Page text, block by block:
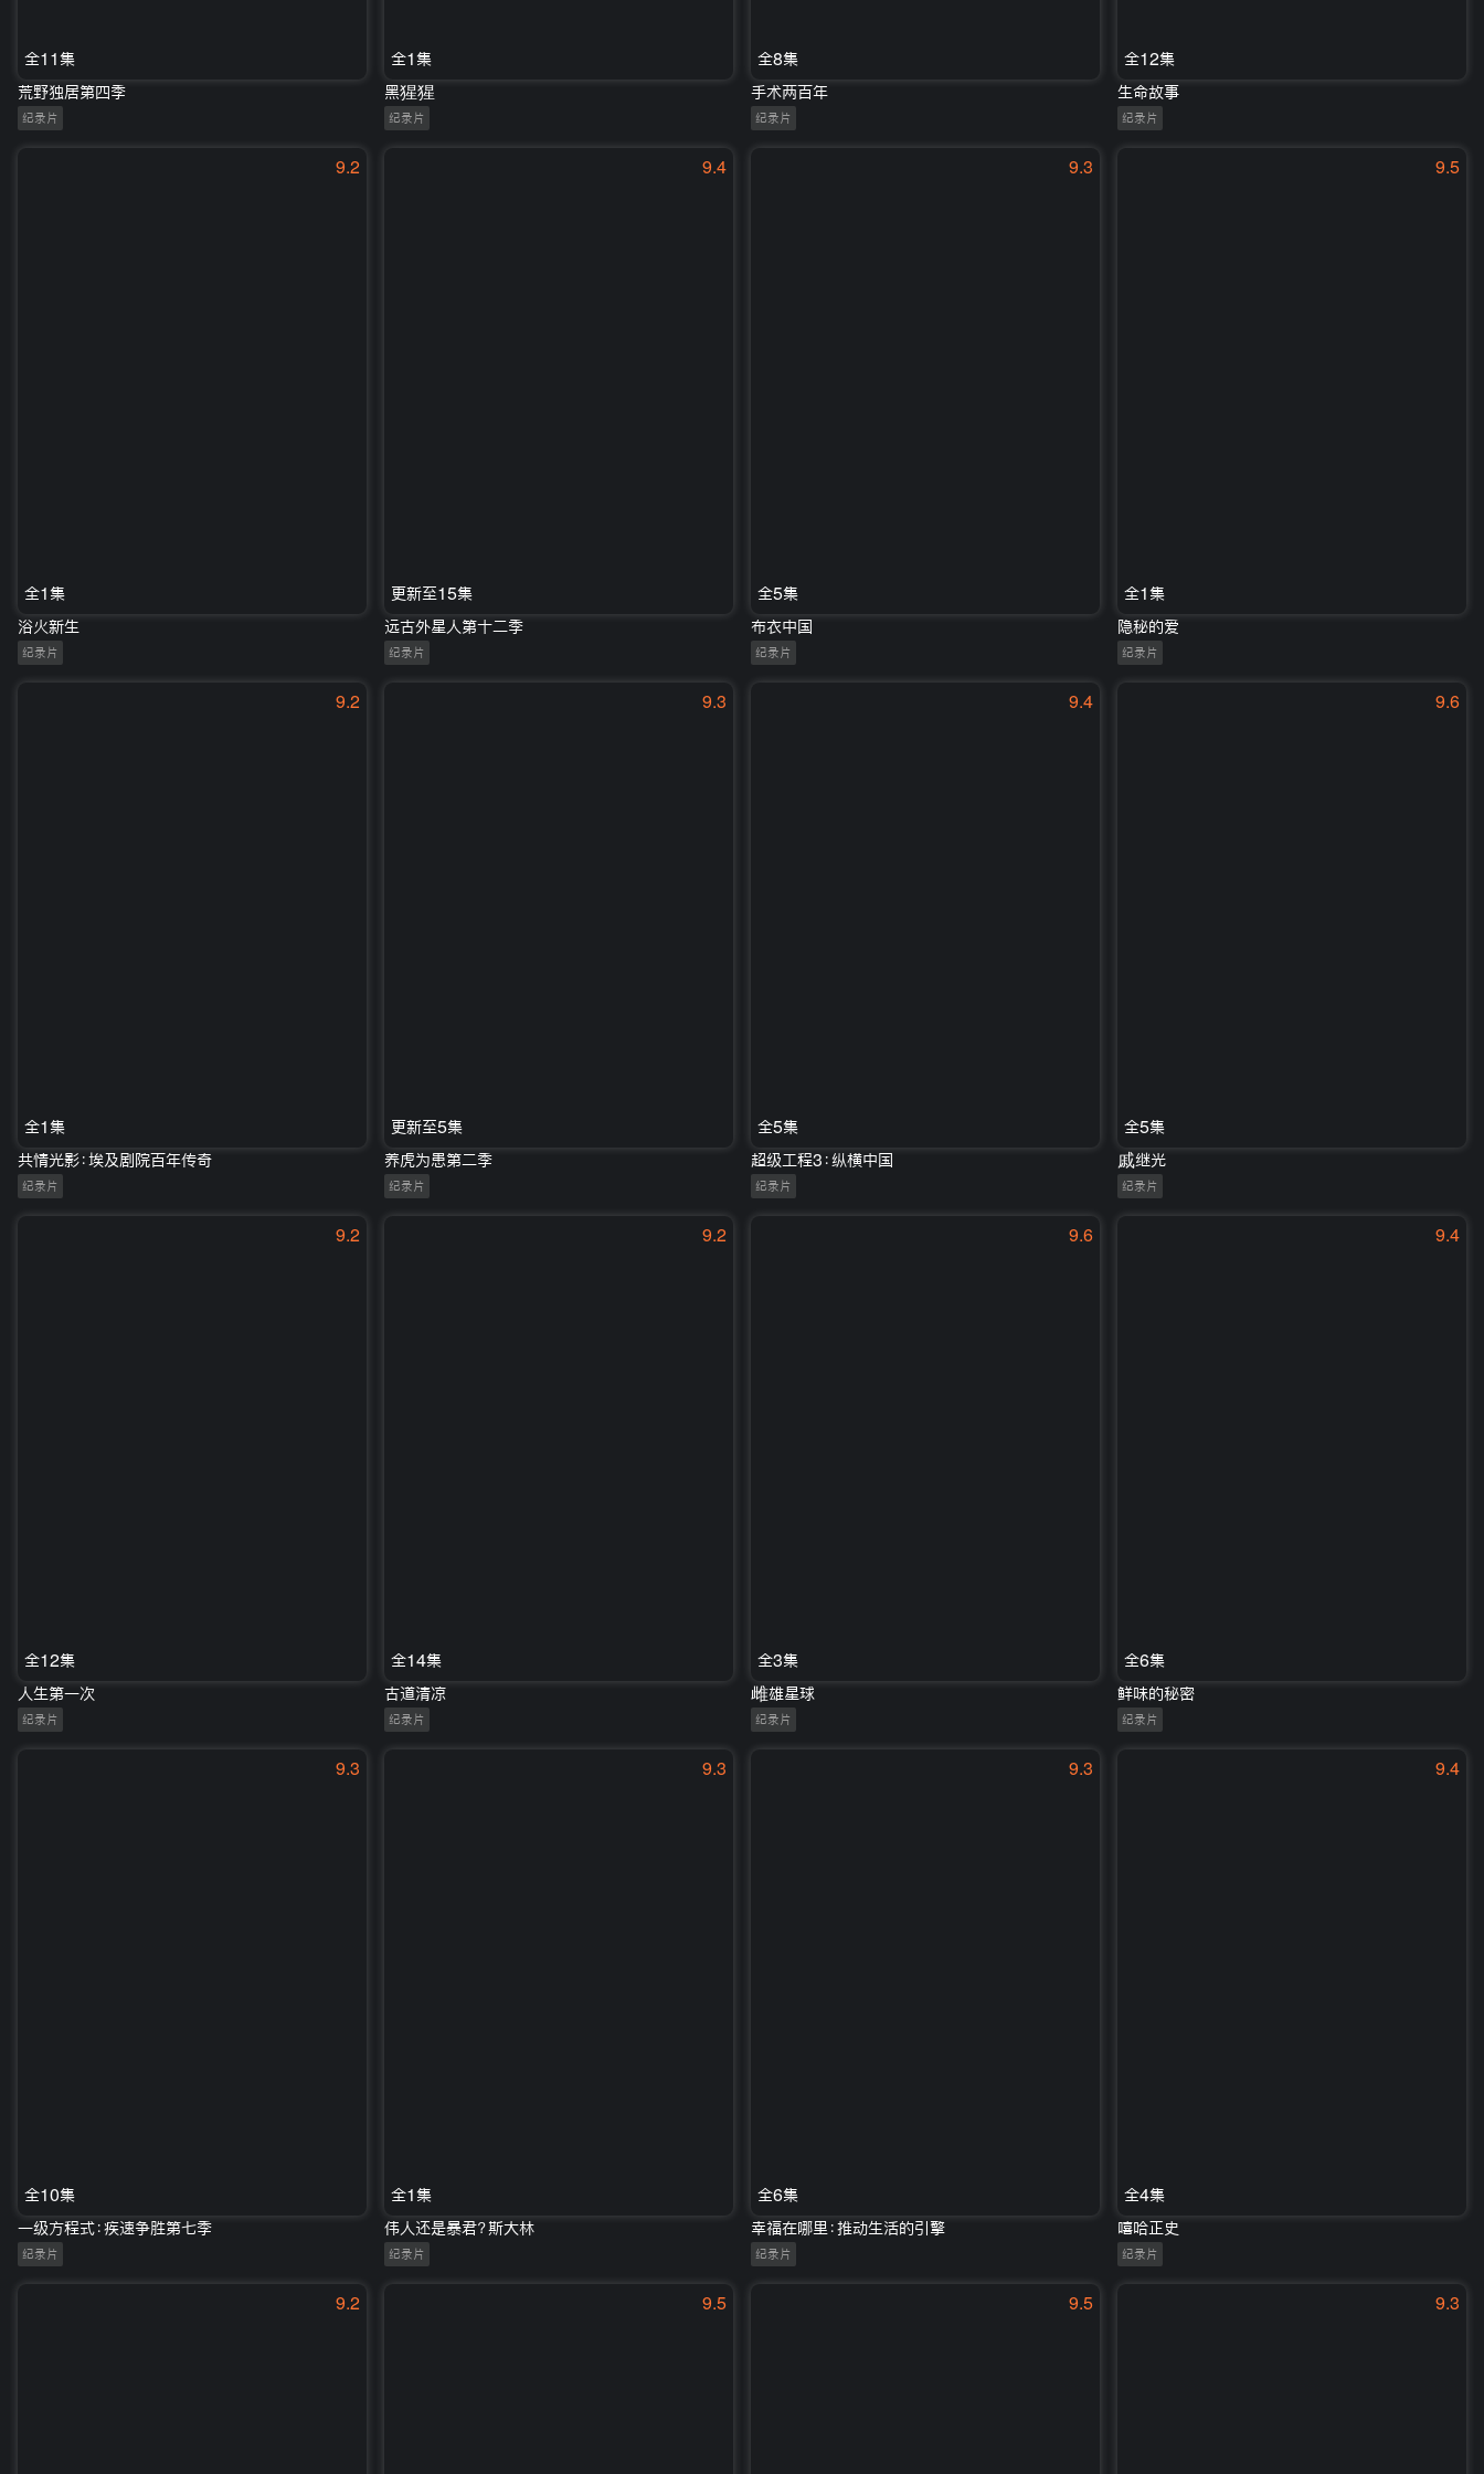
全11集
荒野独居第四季
纪录片
全1集
黑猩猩
纪录片
全8集
手术两百年
纪录片
全12集
生命故事
纪录片
9.2
全1集
浴火新生
纪录片
9.4
更新至15集
远古外星人第十二季
纪录片
9.3
全5集
布衣中国
纪录片
9.5
全1集
隐秘的爱
纪录片
9.2
全1集
共情光影：埃及剧院百年传奇
纪录片
9.3
更新至5集
养虎为患第二季
纪录片
9.4
全5集
超级工程3：纵横中国
纪录片
9.6
全5集
戚继光
纪录片
9.2
全12集
人生第一次
纪录片
9.2
全14集
古道清凉
纪录片
9.6
全3集
雌雄星球
纪录片
9.4
全6集
鲜味的秘密
纪录片
9.3
全10集
一级方程式：疾速争胜第七季
纪录片
9.3
全1集
伟人还是暴君？斯大林
纪录片
9.3
全6集
幸福在哪里：推动生活的引擎
纪录片
9.4
全4集
嘻哈正史
纪录片
9.2 9.5 9.5 9.3